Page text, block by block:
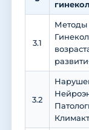
3.1
Методы
3.2